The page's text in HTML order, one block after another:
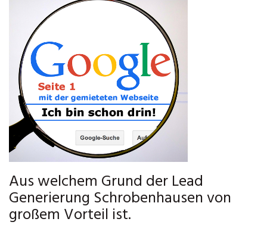
Aus welchem Grund der Lead
Generierung Schrobenhausen von
großem Vorteil ist.